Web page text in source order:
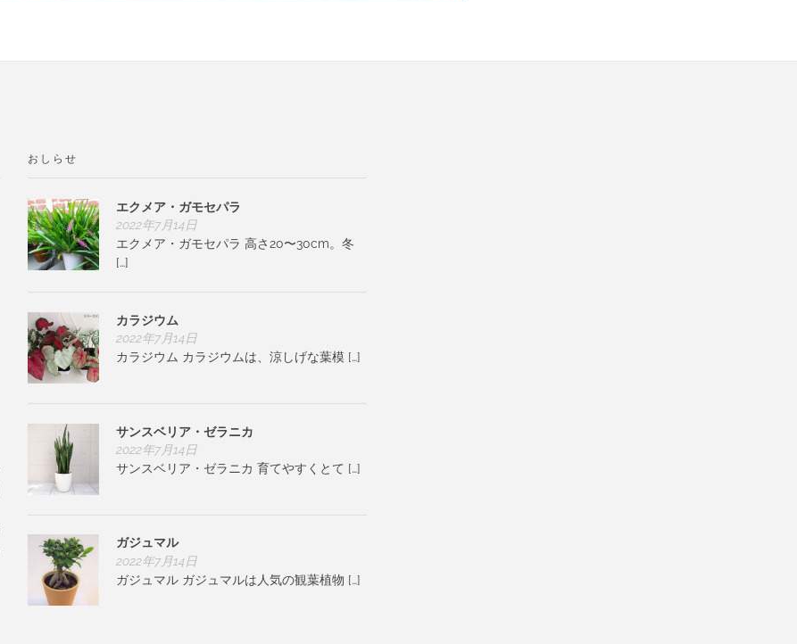
おしらせ
エクメア・ガモセパラ
2022年7月14日
エクメア・ガモセパラ 高さ20〜30cm。冬
[…]
カラジウム
2022年7月14日
カラジウム カラジウムは、涼しげな葉模 […]
サンスベリア・ゼラニカ
2022年7月14日
サンスベリア・ゼラニカ 育てやすくとて […]
ガジュマル
2022年7月14日
ガジュマル ガジュマルは人気の観葉植物 […]